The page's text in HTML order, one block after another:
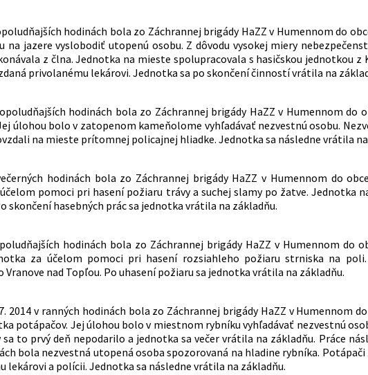
hodinách bola zo Záchrannej brigády HaZZ v Humennom do
na jazere vyslobodiť utopenú osobu. Z dôvodu vysokej miery
z člna. Jednotka na mieste spolupracovala s hasičskou jednotkou z
privolanému lekárovi. Jednotka sa po skončení činností vrátila na
hodinách bola zo Záchrannej brigády HaZZ v Humennom do
úlohou bolo v zatopenom kameňolome vyhľadávať nezvestnú osobu.
na mieste prítomnej policajnej hliadke. Jednotka sa následne vrátila
hodinách bola zo Záchrannej brigády HaZZ v Humennom do
pomoci pri hasení požiaru trávy a suchej slamy po žatve. Jednotka
skončení hasebných prác sa jednotka vrátila na základňu.
hodinách bola zo Záchrannej brigády HaZZ v Humennom do
za účelom pomoci pri hasení rozsiahleho požiaru strniska na
Vranove nad Topľou. Po uhasení požiaru sa jednotka vrátila na základňu.
2014 v ranných hodinách bola zo Záchrannej brigády HaZZ v Humennom
potápačov. Jej úlohou bolo v miestnom rybníku vyhľadávať nezvestnú
to prvý deň nepodarilo a jednotka sa večer vrátila na základňu. Práce
bola nezvestná utopená osoba spozorovaná na hladine rybníka.
lekárovi a polícii. Jednotka sa následne vrátila na základňu.